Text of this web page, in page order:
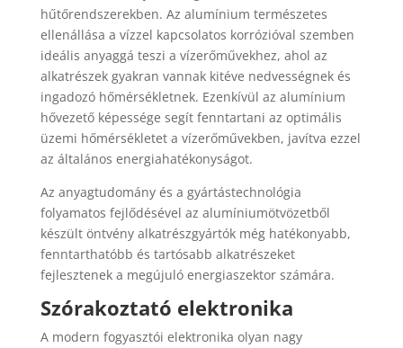
hűtőrendszerekben. Az alumínium természetes
ellenállása a vízzel kapcsolatos korrózióval szemben
ideális anyaggá teszi a vízerőművekhez, ahol az
alkatrészek gyakran vannak kitéve nedvességnek és
ingadozó hőmérsékletnek. Ezenkívül az alumínium
hővezető képessége segít fenntartani az optimális
üzemi hőmérsékletet a vízerőművekben, javítva ezzel
az általános energiahatékonyságot.
Az anyagtudomány és a gyártástechnológia
folyamatos fejlődésével az alumíniumötvözetből
készült öntvény alkatrészgyártók még hatékonyabb,
fenntarthatóbb és tartósabb alkatrészeket
fejlesztenek a megújuló energiaszektor számára.
Szórakoztató elektronika
A modern fogyasztói elektronika olyan nagy